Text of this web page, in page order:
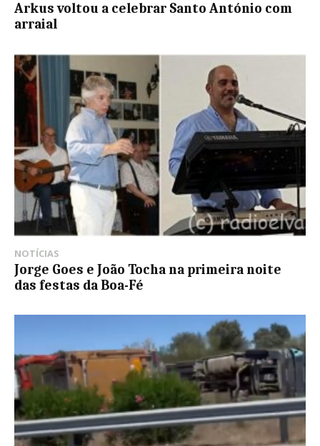
Arkus voltou a celebrar Santo António com
arraial
NOTÍCIAS
Jorge Goes e João Tocha na primeira noite
das festas da Boa-Fé